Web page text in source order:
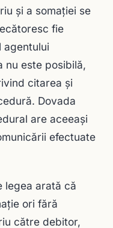
şi a somaţiei se
fie
agentului
nu este posibilă,
citarea şi
Dovada
are aceeaşi
efectuate
legea arată că
ori fără
către debitor,